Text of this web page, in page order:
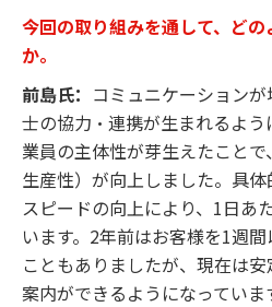
今回の取り組みを通して、ど
か。
前島氏： コミュニケーション
士の協力・連携が生まれるよ
業員の主体性が芽生えたこと
生産性）が向上しました。具
スピードの向上により、1日あ
います。2年前はお客様を1週
こともありましたが、現在は
案内ができるようになっていま